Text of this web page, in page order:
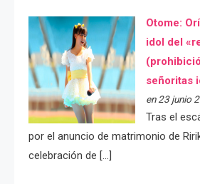
Otome:
idol del
señoritas
en 23 junio
Tras el
por el anuncio de matrimonio de
celebración de […]